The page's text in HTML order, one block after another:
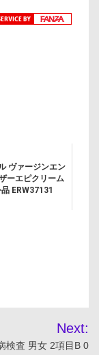
ヴァージンエン
ーエピクリーム
ERW37131
Next:
検査 男女 2項目B 0